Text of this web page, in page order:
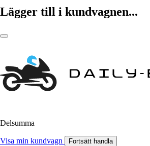
Lägger till i kundvagnen...
Delsumma
Visa min kundvagn Fortsätt handla